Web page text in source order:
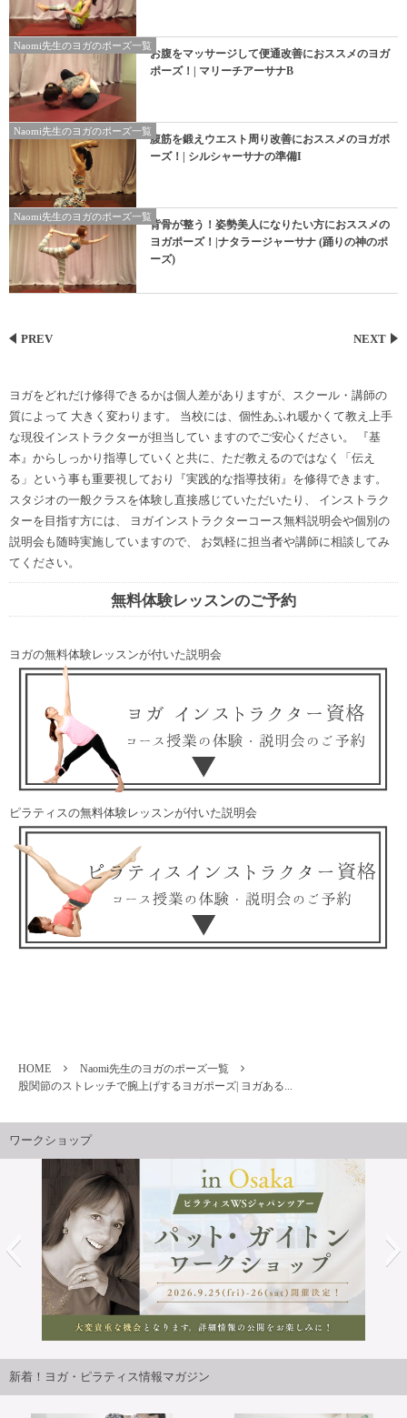
Naomi先生のヨガのポーズ一覧
お腹をマッサージして便通改善におススメのヨガ
ポーズ！| マリーチアーサナB
Naomi先生のヨガのポーズ一覧
腹筋を鍛えウエスト周り改善におススメのヨガポ
ーズ！| シルシャーサナの準備I
Naomi先生のヨガのポーズ一覧
背骨が整う！姿勢美人になりたい方におススメの
ヨガポーズ！|ナタラージャーサナ (踊りの神のポ
ーズ)
PREV NEXT
ヨガをどれだけ修得できるかは個人差がありますが、スクール・講師の
質によって 大きく変わります。 当校には、個性あふれ暖かくて教え上手
な現役インストラクターが担当してい ますのでご安心ください。 『基
本』からしっかり指導していくと共に、ただ教えるのではなく「伝え
る」という事も重要視しており『実践的な指導技術』を修得できます。
スタジオの一般クラスを体験し直接感じていただいたり、 インストラク
ターを目指す方には、 ヨガインストラクターコース無料説明会や個別の
説明会も随時実施していますので、 お気軽に担当者や講師に相談してみ
てください。
無料体験レッスンのご予約
ヨガの無料体験レッスンが付いた説明会
ピラティスの無料体験レッスンが付いた説明会
HOME
Naomi先生のヨガのポーズ一覧
股関節のストレッチで腕上げするヨガポーズ| ヨガある...
ワークショップ
ジャパンツアーin大阪 開催決定！！
新着！ヨガ・ピラティス情報マガジン